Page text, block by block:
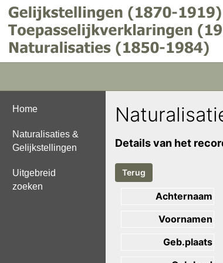
Home
Naturalisaties &
Gelijkstellingen
Uitgebreid
zoeken
Details van het
Achternaam
Voornamen
Geb.plaats